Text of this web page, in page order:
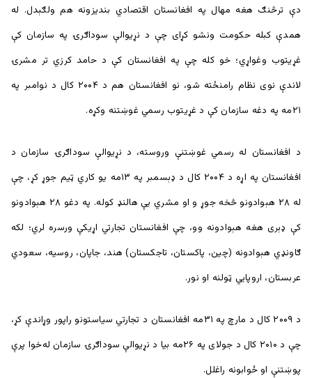
دې ترڅنګ هغه مهال په افغانستان اقتصادي بندیزونه هم ولګېدل. له
همدې کبله حکومت ونشو کړای چې د نړيوالې سوداګرۍ په سازمان کې
غړیتوب وغواړي؛ خو کله چې په افغانستان کې د حامد کرزي تر مشرۍ
لاندې نوی نظام رامنځته شو، نو افغانستان هم د ۲۰۰۴ کال د نوامبر په
۲۱مه په دغه سازمان کې د غړیتوب رسمي غوښتنه وکړه.
د افغانستان له رسمي غوښتنې وروسته، د نړیوالې سوداګرۍ سازمان د
افغانستان په اړه د ۲۰۰۴ کال د ډېسمبر په ۱۳مه یو کاري ټیم جوړ کړ، چې
له ۲۸ هېوادونو څخه جوړ و او مشري یې هالنډ کوله. په دغو ۲۸ هېوادونو
کې ډېری هغه هېوادونه وو، چې افغانستان تجارتي اړيکې ورسره لري؛ لکه
ګاونډي هېوادونه (چین، پاکستان، تاجکستان) هند، جاپان، روسیه، سعودي
عربستان، اروپايي ټولنه او نور.
د ۲۰۰۹ کال د مارچ په ۳۱مه افغانستان د تجارتي سیاستونو راپور وړاندې کړ،
چې د ۲۰۱۰ کال د جولای په ۲۶مه بیا د نړیوالې سوداګرۍ سازمان له‌خوا پرې
پوښتنې او ځوابونه راغلل.